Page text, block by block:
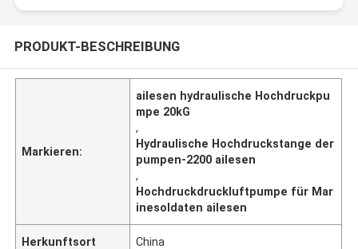
PRODUKT-BESCHREIBUNG
Markieren:
ailesen hydraulische Hochdruckpu
mpe 20kG
,
Hydraulische Hochdruckstange der
pumpen-2200 ailesen
,
Hochdruckdruckluftpumpe für Mar
inesoldaten ailesen
Herkunftsort China